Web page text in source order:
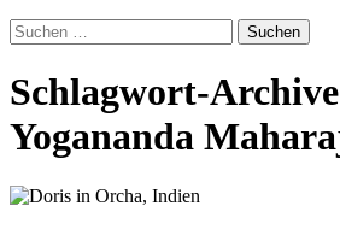
Suchen
nach:
Schlagwort-
Yogananda